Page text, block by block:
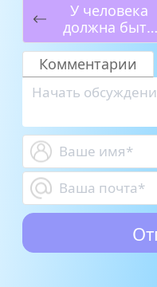
У человека
должна быть
собака
Комментарии